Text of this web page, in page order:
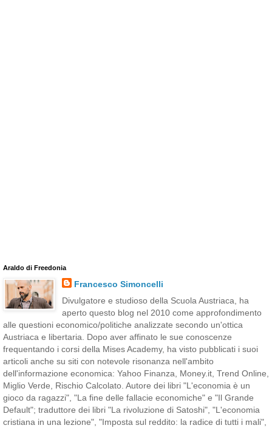
Araldo di Freedonia
Francesco Simoncelli
Divulgatore e studioso della Scuola Austriaca, ha
aperto questo blog nel 2010 come approfondimento
alle questioni economico/politiche analizzate secondo un'ottica
Austriaca e libertaria. Dopo aver affinato le sue conoscenze
frequentando i corsi della Mises Academy, ha visto pubblicati i suoi
articoli anche su siti con notevole risonanza nell'ambito
dell'informazione economica: Yahoo Finanza, Money.it, Trend Online,
Miglio Verde, Rischio Calcolato. Autore dei libri "L'economia è un
gioco da ragazzi", "La fine delle fallacie economiche" e "Il Grande
Default"; traduttore dei libri "La rivoluzione di Satoshi", "L'economia
cristiana in una lezione", "Imposta sul reddito: la radice di tutti i mali",